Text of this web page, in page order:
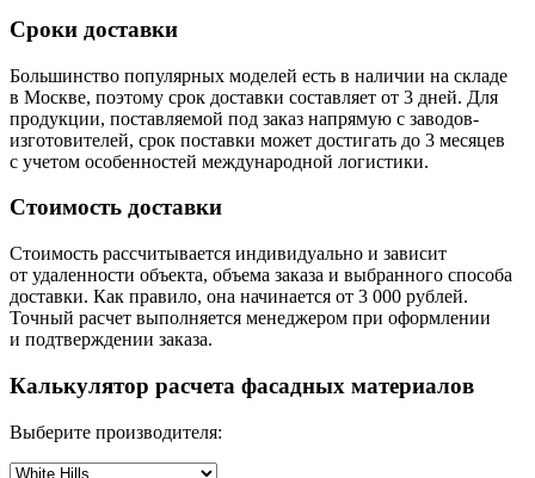
Сроки доставки
Большинство популярных моделей есть в наличии на складе
в Москве, поэтому срок доставки составляет от 3 дней. Для
продукции, поставляемой под заказ напрямую с заводов-
изготовителей, срок поставки может достигать до 3 месяцев
с учетом особенностей международной логистики.
Стоимость доставки
Стоимость рассчитывается индивидуально и зависит
от удаленности объекта, объема заказа и выбранного способа
доставки. Как правило, она начинается от 3 000 рублей.
Точный расчет выполняется менеджером при оформлении
и подтверждении заказа.
Калькулятор расчета фасадных материалов
Выберите производителя: